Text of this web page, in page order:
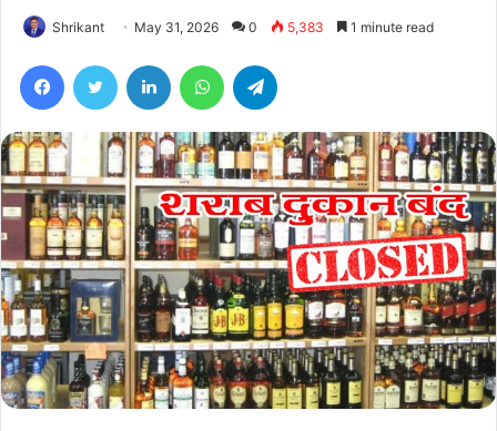
Shrikant May 31, 2026 0 5,383 1 minute read